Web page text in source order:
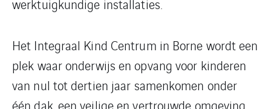
werktuigkundige installaties.
Het Integraal Kind Centrum in Borne wordt een
plek waar onderwijs en opvang voor kinderen
van nul tot dertien jaar samenkomen onder
één dak, een veilige en vertrouwde omgeving